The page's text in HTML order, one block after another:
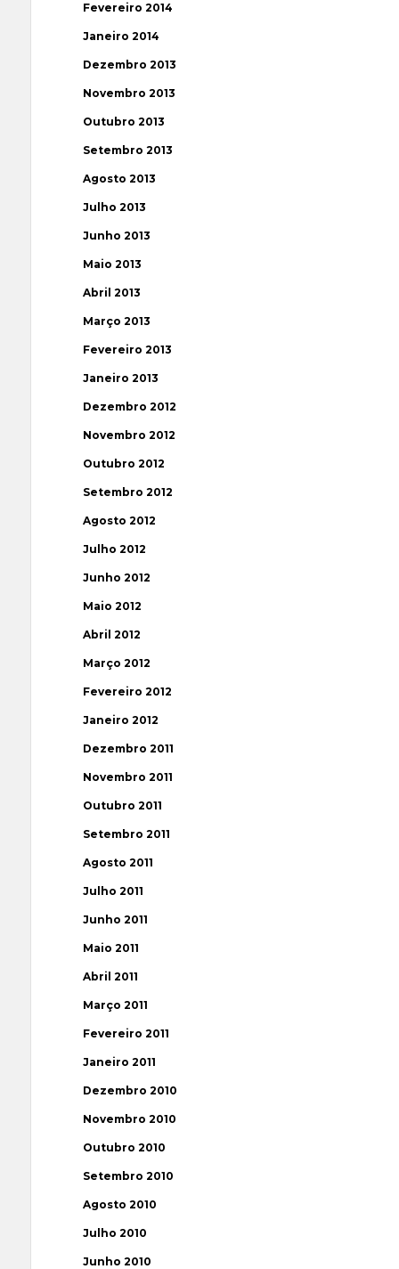
Fevereiro 2014
Janeiro 2014
Dezembro 2013
Novembro 2013
Outubro 2013
Setembro 2013
Agosto 2013
Julho 2013
Junho 2013
Maio 2013
Abril 2013
Março 2013
Fevereiro 2013
Janeiro 2013
Dezembro 2012
Novembro 2012
Outubro 2012
Setembro 2012
Agosto 2012
Julho 2012
Junho 2012
Maio 2012
Abril 2012
Março 2012
Fevereiro 2012
Janeiro 2012
Dezembro 2011
Novembro 2011
Outubro 2011
Setembro 2011
Agosto 2011
Julho 2011
Junho 2011
Maio 2011
Abril 2011
Março 2011
Fevereiro 2011
Janeiro 2011
Dezembro 2010
Novembro 2010
Outubro 2010
Setembro 2010
Agosto 2010
Julho 2010
Junho 2010